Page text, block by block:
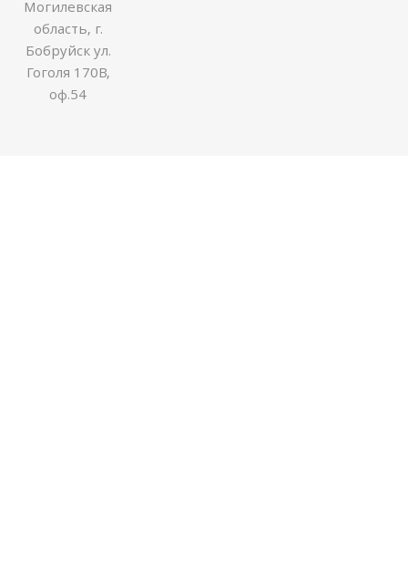
Могилевская
область, г.
Бобруйск ул.
Гоголя 170В,
оф.54